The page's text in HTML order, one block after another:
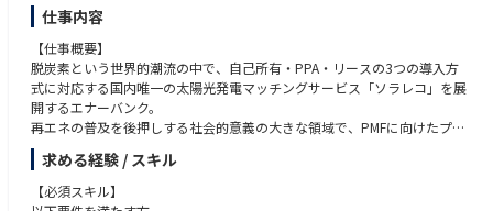
◇円滑、柔軟なプロジェクト遂行
約7,8割が自社請け案件です。設計～施工管理～保守サービスまで自社で
抱えることが多く、
プロジェクトを一気通貫で円滑に、柔軟に遂行することが可能です。
「外注さんと意思の疎通が図れていなかった」「軽微な変更も時間がかか
る」といった業界特有の問題も起こりにくい体制です。
◇穏やかでフラットな社風
当社の特徴は「チームの和を重んじて働く」「穏やかな」社員が多いこと
です。
仕事内容
【仕事概要】
脱炭素という世界的潮流の中で、自己所有・PPA・リースの3つの導入方
式に対応する国内唯一の太陽光発電マッチングサービス「ソラレコ」を展
開するエナーバンク。
再エネの普及を後押しする社会的意義の大きな領域で、PMFに向けたプロ
ダクトの進化と、IPOを見据えた事業成長の両立が求められる重要なフェ
ーズにあります。
事業の次なる成長をつくり、売上にもつながる価値を生み出していく【プ
ロダクト担当ポジション】を募集します。
求める経験 / スキル
【必須スキル】